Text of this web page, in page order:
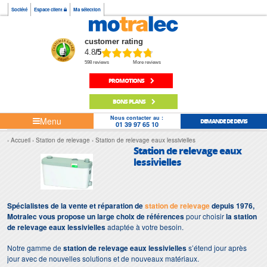
Société Espace client Ma sélection
customer rating
4.8/5
598 reviews More reviews
PROMOTIONS
BONS PLANS
Menu Nous contacter au :
01 39 97 65 10 DEMANDE DE DEVIS
Accueil Station de relevage Station de relevage eaux lessivielles
Station de relevage eaux
lessivielles
Spécialistes de la vente et réparation destation de relevagedepuis 1976,
Motralec vous propose un large choix de référencespour choisirla station
de relevage eaux lessiviellesadaptée à votre besoin.
Notre gamme destation de relevage eaux lessivielless’étend jour après
jour avec de nouvelles solutions et de nouveaux matériaux.